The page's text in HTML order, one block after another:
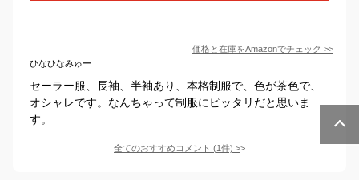
価格と在庫をAmazonでチェック >>
ひなひなみゅー
セーラー服、長袖、半袖あり、本格制服で、色が茶色で、
オシャレです。なんちゃって制服にピッタリだと思いま
す。
全てのおすすめコメント (1件) >